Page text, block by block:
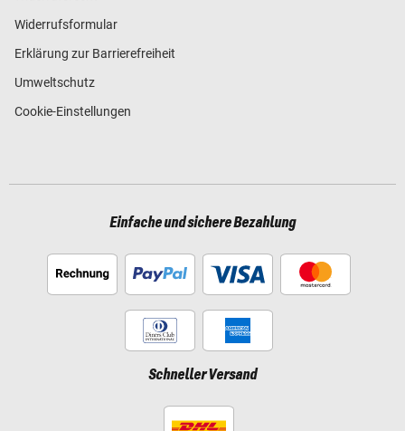
Widerrufsformular
Erklärung zur Barrierefreiheit
Umweltschutz
Cookie-Einstellungen
Einfache und sichere Bezahlung
Schneller Versand